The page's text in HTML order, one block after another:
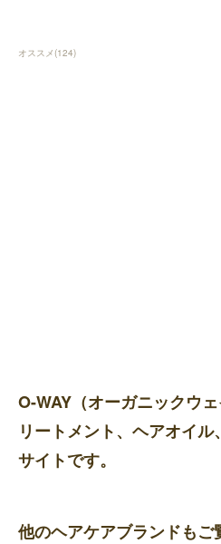
オススメ(124)
O-WAY（オーガニックウ
リートメント、ヘアオイ
サイトです。
他のヘアケアブランドも